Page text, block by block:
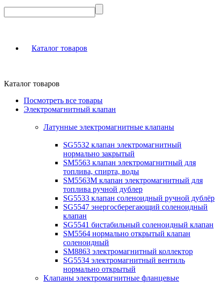
Каталог товаров
Каталог товаров
Посмотреть все товары
Электромагнитный клапан
Латунные электромагнитные клапаны
SG5532 клапан электромагнитный
нормально закрытый
SM5563 клапан электромагнитный для
топлива, спирта, воды
SM5563M клапан электромагнитный для
топлива ручной дублер
SG5533 клапан соленоидный ручной дублёр
SG5547 энергосберегающий соленоидный
клапан
SG5541 бистабильный соленоидный клапан
SM5564 нормально открытый клапан
соленоидный
SM8863 электромагнитный коллектор
SG5534 электромагнитный вентиль
нормально открытый
Клапаны электромагнитные фланцевые